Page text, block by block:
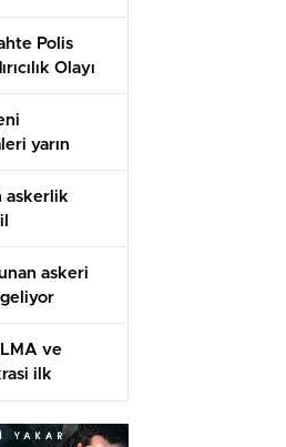
Polis
Olayı
yarın
askerlik
askeri
geliyor
ve
ilk